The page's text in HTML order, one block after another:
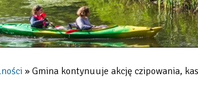
Gmina kontynuuje akcję czipowania,